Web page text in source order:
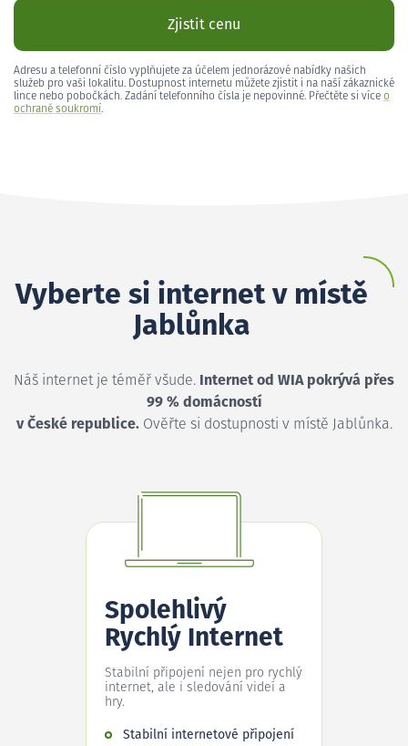
Zjistit cenu
Adresu a telefonní číslo vyplňujete za účelem jednorázové nabídky našich
služeb pro vaši lokalitu. Dostupnost internetu můžete zjistit i na naší zákaznické
lince nebo pobočkách. Zadání telefonního čísla je nepovinné. Přečtěte si více o
ochraně soukromí.
Vyberte si internet v místě
Jablůnka
Náš internet je téměř všude. Internet od WIA pokrývá přes
99 % domácností
v České republice.Ověřte si dostupnosti v místě Jablůnka.
Spolehlivý
Rychlý Internet
Stabilní připojení nejen pro rychlý
internet, ale i sledování videí a
hry.
Stabilní internetové připojení